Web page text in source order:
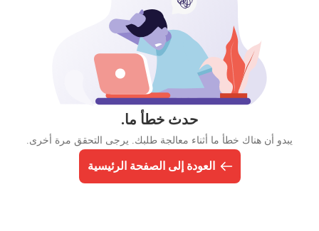
حدث خطأ ما.
يبدو أن هناك خطأ ما أثناء معالجة طلبك. يرجى التحقق مرة أخرى.
العودة إلى الصفحة الرئيسية